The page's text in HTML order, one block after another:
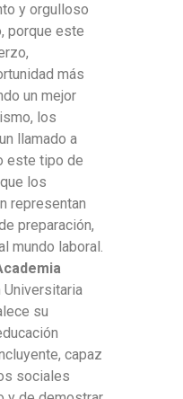
y orgulloso
porque este
más
un mejor
los
llamado a
este tipo de
los
representan
preparación,
mundo laboral.
Universitaria
su
capaz
sociales